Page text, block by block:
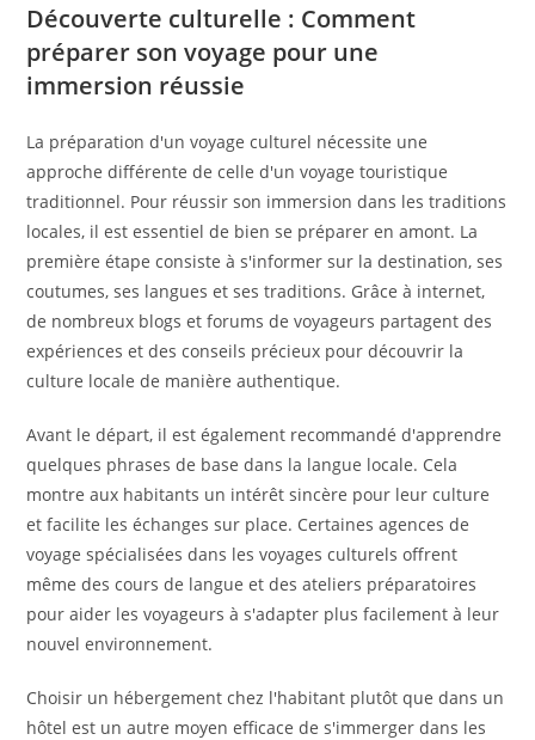
Découverte culturelle : Comment
préparer son voyage pour une
immersion réussie
La préparation d'un voyage culturel nécessite une
approche différente de celle d'un voyage touristique
traditionnel. Pour réussir son immersion dans les traditions
locales, il est essentiel de bien se préparer en amont. La
première étape consiste à s'informer sur la destination, ses
coutumes, ses langues et ses traditions. Grâce à internet,
de nombreux blogs et forums de voyageurs partagent des
expériences et des conseils précieux pour découvrir la
culture locale de manière authentique.
Avant le départ, il est également recommandé d'apprendre
quelques phrases de base dans la langue locale. Cela
montre aux habitants un intérêt sincère pour leur culture
et facilite les échanges sur place. Certaines agences de
voyage spécialisées dans les voyages culturels offrent
même des cours de langue et des ateliers préparatoires
pour aider les voyageurs à s'adapter plus facilement à leur
nouvel environnement.
Choisir un hébergement chez l'habitant plutôt que dans un
hôtel est un autre moyen efficace de s'immerger dans les